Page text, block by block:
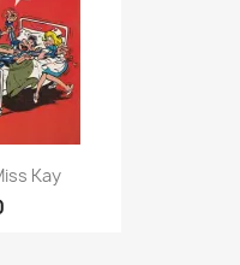
Kay